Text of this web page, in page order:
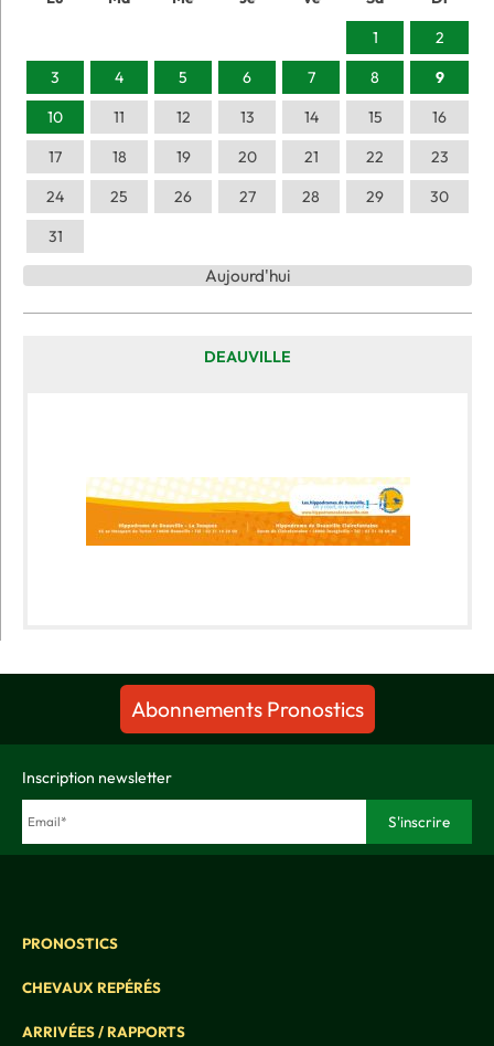
1
2
3
4 5 6 7 8
9
10
11 12 13 14 15
16
17
18 19 20 21 22
23
24
25 26 27 28 29
30
31
Aujourd'hui
DEAUVILLE
Abonnements Pronostics
Inscription newsletter
PRONOSTICS
CHEVAUX REPÉRÉS
ARRIVÉES / RAPPORTS